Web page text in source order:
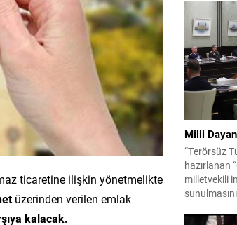
ticaretine ilişkin yönetmelikte
üzerinden verilen emlak
kalacak.
sanıkların
Ekrem
hakkında
karar
Soruşturma
Milli
“Terörsüz
hazırlanan
milletvekili
Toplantı